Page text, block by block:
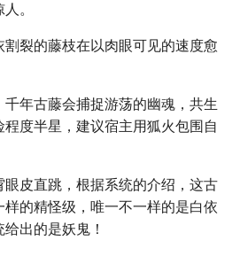
。
裂的藤枝在以肉眼可见的速度愈
千年古藤会捕捉游荡的幽魂，共生
度半星，建议宿主用狐火包围自
皮直跳，根据系统的介绍，这古
的精怪级，唯一不一样的是白依
出的是妖鬼！